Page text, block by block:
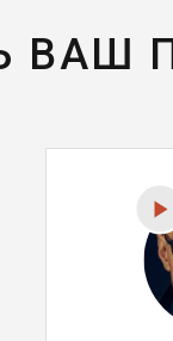
ВАШ